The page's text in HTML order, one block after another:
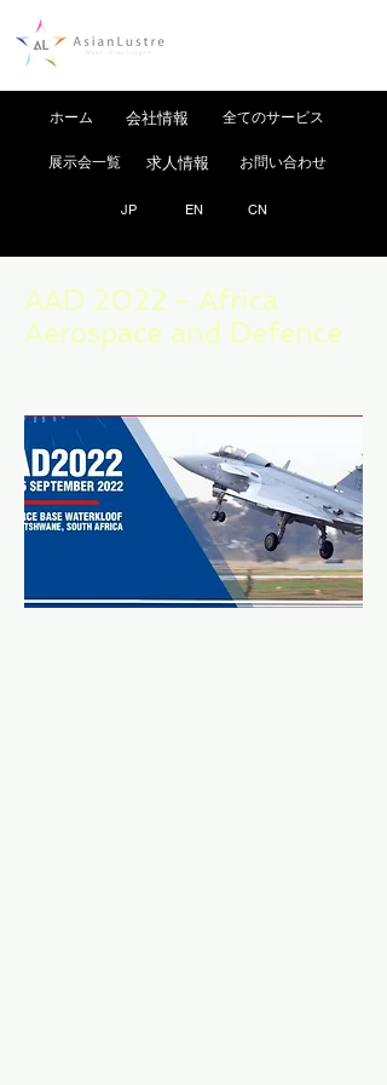
ホーム 会社情報
展示会一覧 求人情報
JP EN
全てのサービス
お問い合わせ
CN
AAD 2022 - Africa
Aerospace and Defence